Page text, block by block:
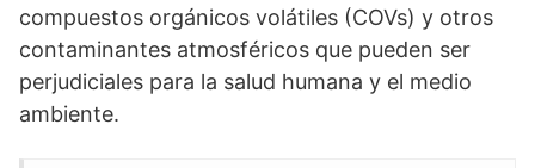
compuestos orgánicos volátiles (COVs) y otros
contaminantes atmosféricos que pueden ser
perjudiciales para la salud humana y el medio
ambiente.